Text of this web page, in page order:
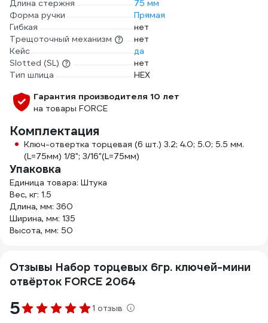
Длина стержня
75 мм
Форма ручки
Прямая
Гибкая
нет
Трещоточный механизм
нет
Кейс
да
Slotted (SL)
нет
Тип шлица
HEX
Гарантия производителя 10 лет
на товары FORCE
Комплектация
Ключ-отвертка торцевая (6 шт.) 3.2; 4.0; 5.0; 5.5 мм.
(L=75мм) 1/8"; 3/16"(L=75мм)
Упаковка
Единица товара: Штука
Вес, кг: 1.5
Длина, мм: 360
Ширина, мм: 135
Высота, мм: 50
Отзывы Набор торцевых 6гр. ключей-мини
отвёрток FORCE 2064
5 1 отзыв